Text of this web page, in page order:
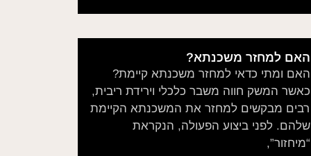
האם למחזר משכנתא?
האם ומתי כדאי למחזר משכנתא קיימת?
כאשר המשק חווה משבר כלכלי וירידת ריבית,
רבים מבקשים למחזר את המשכנתא הקיימת
שלהם. לפני ביצוע הפעולה, הנקראת
“מיחזור”,